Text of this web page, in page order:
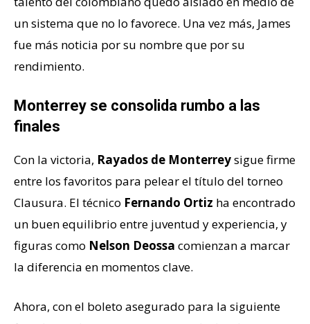
un sistema que no lo favorece. Una vez más, James
fue más noticia por su nombre que por su
rendimiento.
Monterrey se consolida rumbo a las
finales
Con la victoria, Rayados de Monterreysigue firme
entre los favoritos para pelear el título del torneo
Clausura. El técnico Fernando Ortiz ha encontrado
un buen equilibrio entre juventud y experiencia, y
figuras como Nelson Deossa comienzan a marcar
la diferencia en momentos clave.
Ahora, con el boleto asegurado para la siguiente